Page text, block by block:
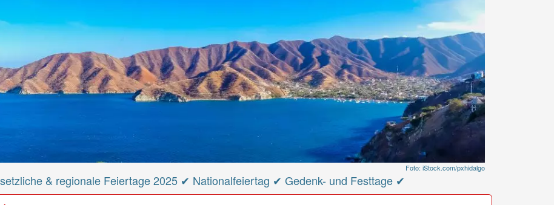
Foto: iStock.com/pxhidalgo
& regionale Feiertage 2025 ✔ Nationalfeiertag ✔ Gedenk- und Festtage ✔